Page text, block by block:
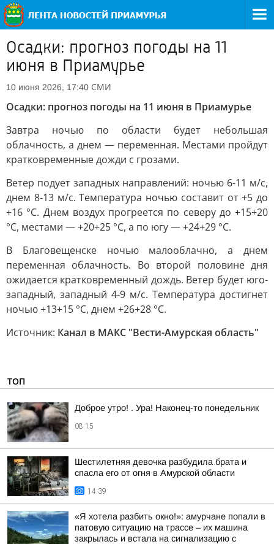
Осадки: прогноз погоды на 11
июня в Приамурье
10 июня 2026, 17:40 СМИ
Осадки: прогноз погоды на 11 июня в Приамурье
Завтра ночью по области будет небольшая
облачность, а днем — переменная. Местами пройдут
кратковременные дожди с грозами.
Ветер подует западных направлений: ночью 6-11 м/с,
днем 8-13 м/с. Температура ночью составит от +5 до
+16 °С. Днем воздух прогреется по северу до +15+20
°С, местами — +20+25 °С, а по югу — +24+29 °С.
В Благовещенске ночью малооблачно, а днем
переменная облачность. Во второй половине дня
ожидается кратковременный дождь. Ветер будет юго-
западный, западный 4-9 м/с. Температура достигнет
ночью +13+15 °С, днем +26+28 °С.
Источник: Канал в МАКС "Вести-Амурская область"
ТОП
Доброе утро! . Ура! Наконец-то понедельник
08:15
Шестилетняя девочка разбудила брата и
спасла его от огня в Амурской области
14:39
«Я хотела разбить окно!»: амурчане попали в
патовую ситуацию на трассе – их машина
закрылась и встала на сигнализацию с